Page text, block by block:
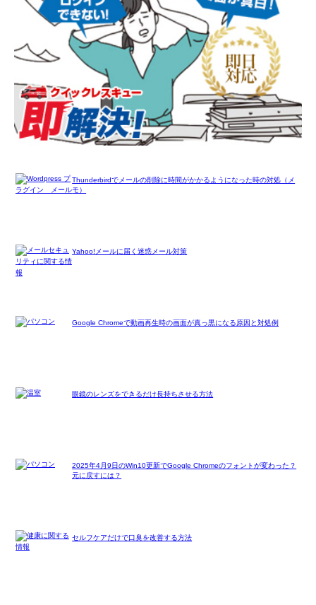
Thunderbirdでメールの削除に時間がかかるようになった時の対処（メ
モ）
Yahoo!メールに届く迷惑メール対策
Google Chromeで動画再生時の画面が真っ黒になる原因と対処例
眼鏡のレンズをできるだけ長持ちさせる方法
2025年4月9日のWin10更新でGoogle Chromeのフォントが変わった？
元に戻すには？
セルフケアだけで口臭を改善する方法